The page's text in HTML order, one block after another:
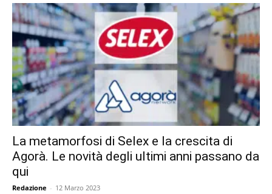
La metamorfosi di Selex e la crescita di
Agorà. Le novità degli ultimi anni passano da
qui
Redazione - 12 Marzo 2023